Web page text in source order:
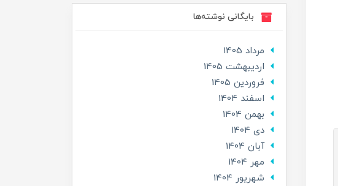
بایگانی نوشته‌ها
مرداد 1405
ارديبهشت 1405
فروردین 1405
اسفند 1404
بهمن 1404
دی 1404
آبان 1404
مهر 1404
شهریور 1404